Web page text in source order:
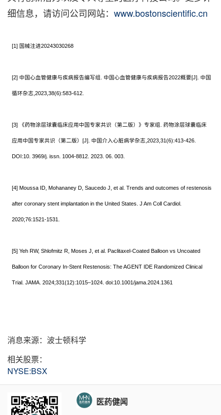
细信息，请访问公司网站： www.bostonscientific.cn
[1] 国械注进20243030268
[2] 中国心血管健康与疾病报告编写组. 中国心血管健康与疾病报告2022概要[J]. 中国
循环杂志,2023,38(6):583-612.
[3] 《药物涂层球囊临床应用中国专家共识（第二版）》专家组. 药物涂层球囊临床
应用中国专家共识（第二版）[J]. 中国介入心脏病学杂志,2023,31(6):413-426.
DOI:10. 3969/j. issn. 1004-8812. 2023. 06. 003.
[4] Moussa ID, Mohananey D, Saucedo J, et al. Trends and outcomes of restenosis
after coronary stent implantation in the United States. J Am Coll Cardiol.
2020;76:1521-1531.
[5] Yeh RW, Shlofmitz R, Moses J, et al. Paclitaxel-Coated Balloon vs Uncoated
Balloon for Coronary In-Stent Restenosis: The AGENT IDE Randomized Clinical
Trial. JAMA. 2024;331(12):1015–1024. doi:10.1001/jama.2024.1361
消息来源：波士顿科学
相关股票：
NYSE:BSX
医药健闻